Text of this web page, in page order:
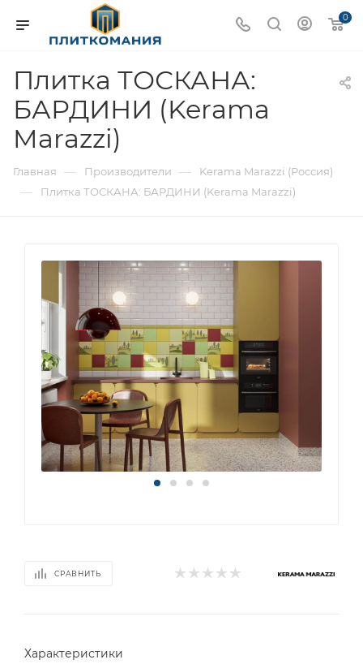
0
Плитка ТОСКАНА:
БАРДИНИ (Kerama
Marazzi)
Главная — Производители — Kerama Marazzi (Россия)
— Плитка ТОСКАНА: БАРДИНИ (Kerama Marazzi)
СРАВНИТЬ
Характеристики